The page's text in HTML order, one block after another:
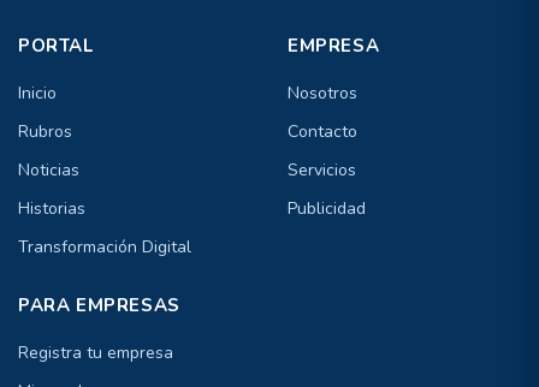
PORTAL
Inicio
Rubros
Noticias
Historias
Transformación Digital
EMPRESA
Nosotros
Contacto
Servicios
Publicidad
PARA EMPRESAS
Registra tu empresa